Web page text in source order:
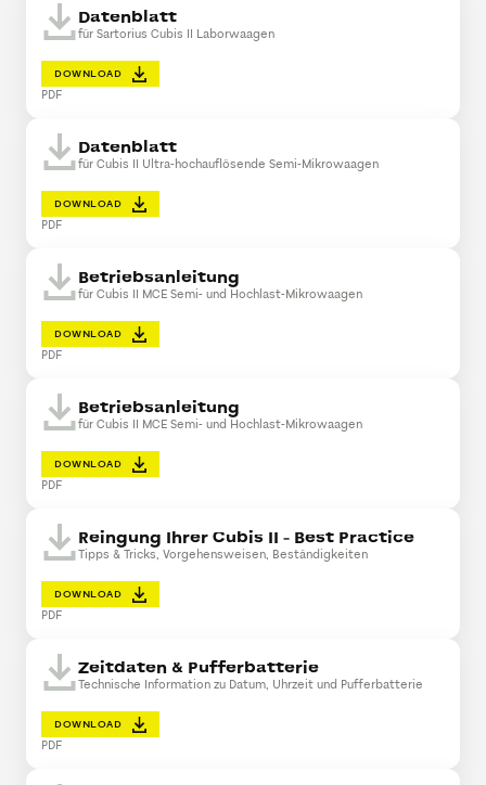
Datenblatt
für Sartorius Cubis II Laborwaagen
DOWNLOAD
PDF
Datenblatt
für Cubis II Ultra-hochauflösende Semi-Mikrowaagen
DOWNLOAD
PDF
Betriebsanleitung
für Cubis II MCE Semi- und Hochlast-Mikrowaagen
DOWNLOAD
PDF
Betriebsanleitung
für Cubis II MCE Semi- und Hochlast-Mikrowaagen
DOWNLOAD
PDF
Reingung Ihrer Cubis II - Best Practice
Tipps & Tricks, Vorgehensweisen, Beständigkeiten
DOWNLOAD
PDF
Zeitdaten & Pufferbatterie
Technische Information zu Datum, Uhrzeit und Pufferbatterie
DOWNLOAD
PDF